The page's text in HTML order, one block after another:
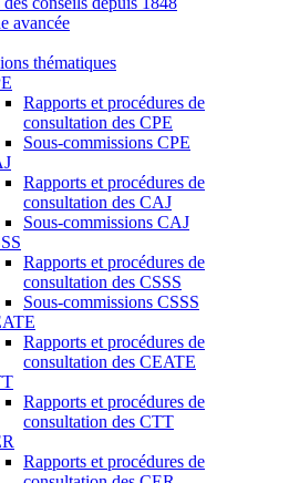
avancée
thématiques
Rapports et procédures de
consultation des CPE
Sous-commissions CPE
Rapports et procédures de
consultation des CAJ
Sous-commissions CAJ
Rapports et procédures de
consultation des CSSS
Sous-commissions CSSS
Rapports et procédures de
consultation des CEATE
Rapports et procédures de
consultation des CTT
Rapports et procédures de